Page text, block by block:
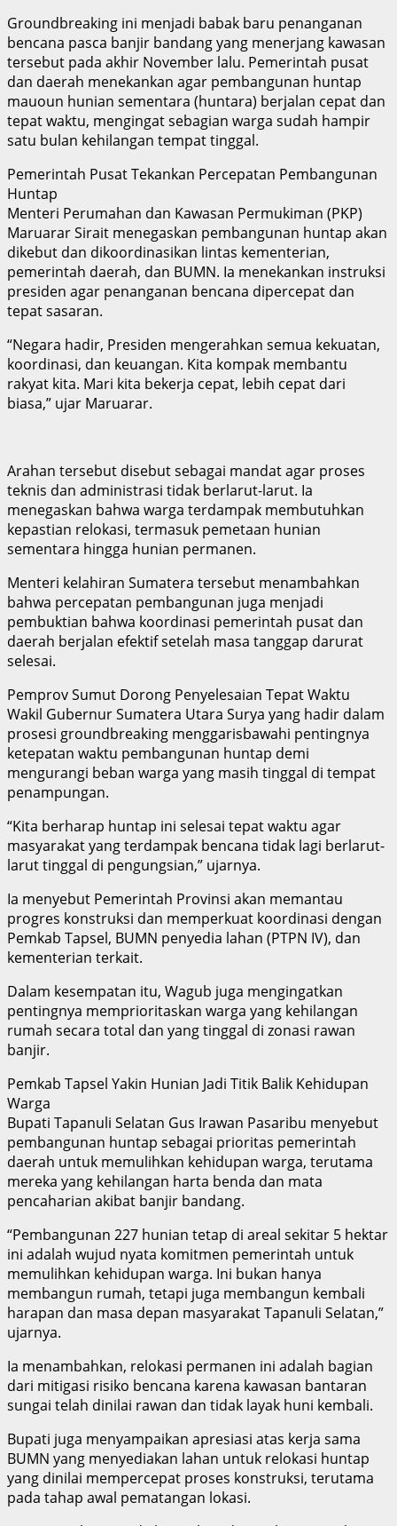
Groundbreaking ini menjadi babak baru penanganan
bencana pasca banjir bandang yang menerjang kawasan
tersebut pada akhir November lalu. Pemerintah pusat
dan daerah menekankan agar pembangunan huntap
mauoun hunian sementara (huntara) berjalan cepat dan
tepat waktu, mengingat sebagian warga sudah hampir
satu bulan kehilangan tempat tinggal.
Pemerintah Pusat Tekankan Percepatan Pembangunan
Huntap
Menteri Perumahan dan Kawasan Permukiman (PKP)
Maruarar Sirait menegaskan pembangunan huntap akan
dikebut dan dikoordinasikan lintas kementerian,
pemerintah daerah, dan BUMN. Ia menekankan instruksi
presiden agar penanganan bencana dipercepat dan
tepat sasaran.
“Negara hadir, Presiden mengerahkan semua kekuatan,
koordinasi, dan keuangan. Kita kompak membantu
rakyat kita. Mari kita bekerja cepat, lebih cepat dari
biasa,” ujar Maruarar.
Arahan tersebut disebut sebagai mandat agar proses
teknis dan administrasi tidak berlarut-larut. Ia
menegaskan bahwa warga terdampak membutuhkan
kepastian relokasi, termasuk pemetaan hunian
sementara hingga hunian permanen.
Menteri kelahiran Sumatera tersebut menambahkan
bahwa percepatan pembangunan juga menjadi
pembuktian bahwa koordinasi pemerintah pusat dan
daerah berjalan efektif setelah masa tanggap darurat
selesai.
Pemprov Sumut Dorong Penyelesaian Tepat Waktu
Wakil Gubernur Sumatera Utara Surya yang hadir dalam
prosesi groundbreaking menggarisbawahi pentingnya
ketepatan waktu pembangunan huntap demi
mengurangi beban warga yang masih tinggal di tempat
penampungan.
“Kita berharap huntap ini selesai tepat waktu agar
masyarakat yang terdampak bencana tidak lagi berlarut-
larut tinggal di pengungsian,” ujarnya.
Ia menyebut Pemerintah Provinsi akan memantau
progres konstruksi dan memperkuat koordinasi dengan
Pemkab Tapsel, BUMN penyedia lahan (PTPN IV), dan
kementerian terkait.
Dalam kesempatan itu, Wagub juga mengingatkan
pentingnya memprioritaskan warga yang kehilangan
rumah secara total dan yang tinggal di zonasi rawan
banjir.
Pemkab Tapsel Yakin Hunian Jadi Titik Balik Kehidupan
Warga
Bupati Tapanuli Selatan Gus Irawan Pasaribu menyebut
pembangunan huntap sebagai prioritas pemerintah
daerah untuk memulihkan kehidupan warga, terutama
mereka yang kehilangan harta benda dan mata
pencaharian akibat banjir bandang.
“Pembangunan 227 hunian tetap di areal sekitar 5 hektar
ini adalah wujud nyata komitmen pemerintah untuk
memulihkan kehidupan warga. Ini bukan hanya
membangun rumah, tetapi juga membangun kembali
harapan dan masa depan masyarakat Tapanuli Selatan,”
ujarnya.
Ia menambahkan, relokasi permanen ini adalah bagian
dari mitigasi risiko bencana karena kawasan bantaran
sungai telah dinilai rawan dan tidak layak huni kembali.
Bupati juga menyampaikan apresiasi atas kerja sama
BUMN yang menyediakan lahan untuk relokasi huntap
yang dinilai mempercepat proses konstruksi, terutama
pada tahap awal pematangan lokasi.